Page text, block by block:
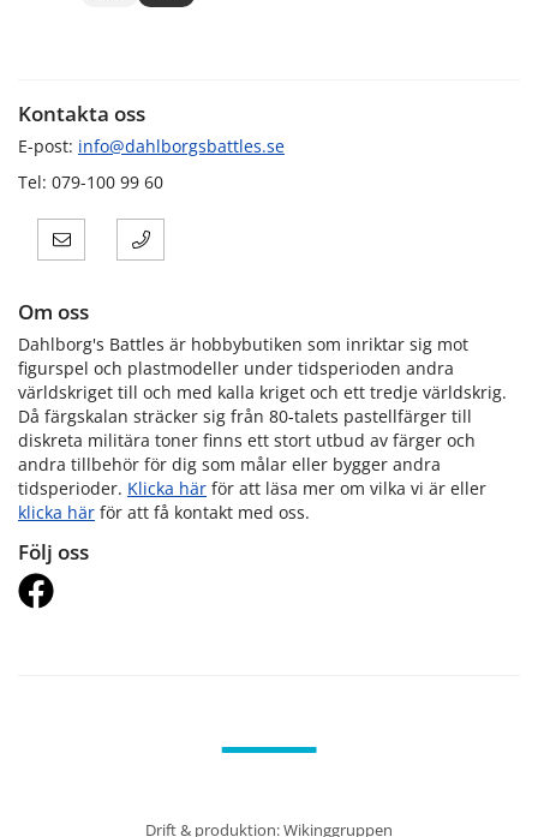
Kontakta oss
E-post: info@dahlborgsbattles.se
Tel: 079-100 99 60
Om oss
Dahlborg's Battles är hobbybutiken som inriktar sig mot
figurspel och plastmodeller under tidsperioden andra
världskriget till och med kalla kriget och ett tredje världskrig.
Då färgskalan sträcker sig från 80-talets pastellfärger till
diskreta militära toner finns ett stort utbud av färger och
andra tillbehör för dig som målar eller bygger andra
tidsperioder. Klicka här för att läsa mer om vilka vi är eller
klicka här för att få kontakt med oss.
Följ oss
Drift & produktion:Wikinggruppen